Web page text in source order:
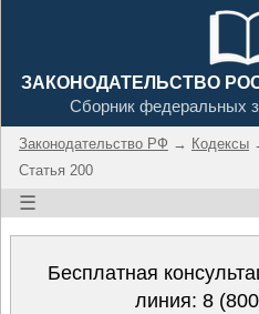
ЗАКОНОДАТЕЛЬСТВО
Сборник федеральных
Законодательство РФ → Кодексы
Статья 200
☰
Бесплатная
линия: 8